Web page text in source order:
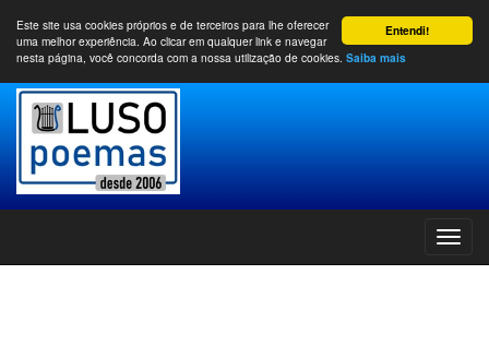
Entendi!
Este site usa cookies próprios e de terceiros para lhe oferecer
uma melhor experiência. Ao clicar em qualquer link e navegar
nesta página, você concorda com a nossa utilização de cookies. Saiba mais